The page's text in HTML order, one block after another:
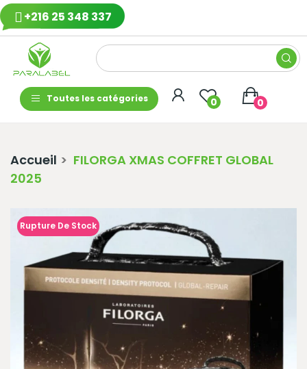
+216 25 348 337
Toutes les catégories 0 0
Accueil
FILORGA XMAS COFFRET GLOBAL
2025
Rupture De Stock